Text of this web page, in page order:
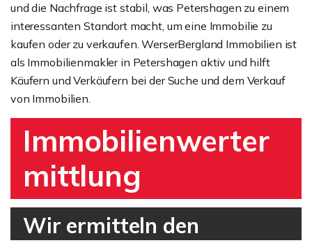
und die Nachfrage ist stabil, was Petershagen zu einem
interessanten Standort macht, um eine Immobilie zu
kaufen oder zu verkaufen. WerserBergland Immobilien ist
als Immobilienmakler in Petershagen aktiv und hilft
Käufern und Verkäufern bei der Suche und dem Verkauf
von Immobilien.
Immobilienwerter
mittlung
Wir ermitteln den